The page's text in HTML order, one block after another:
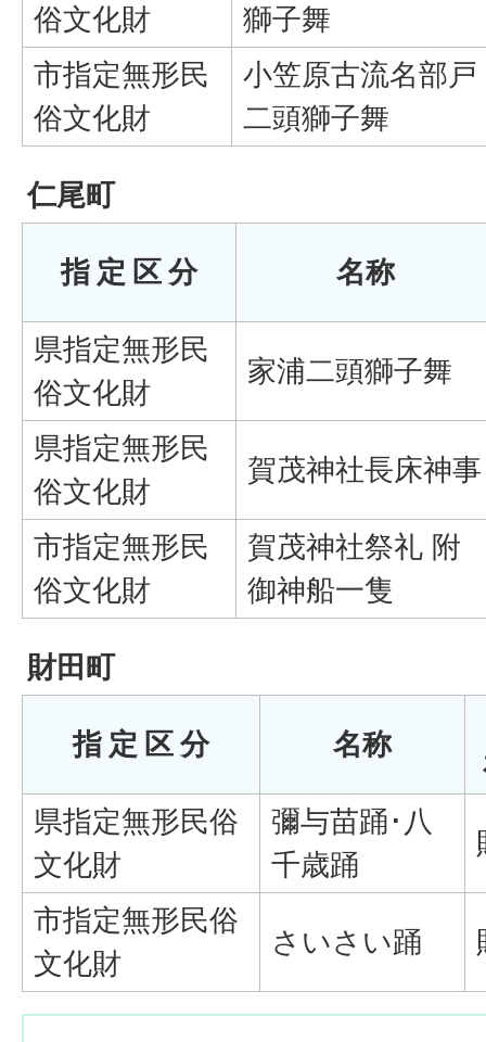
俗文化財
獅子舞
市指定無形民
俗文化財
小笠原古流名部戸
二頭獅子舞
仁尾町
指 定 区 分 名称
県指定無形民
俗文化財
家浦二頭獅子舞
県指定無形民
俗文化財
賀茂神社長床神事
市指定無形民
俗文化財
賀茂神社祭礼 附
御神船一隻
財田町
指 定 区 分 名称
県指定無形民俗
文化財
彌与苗踊･八
千歳踊
市指定無形民俗
文化財
さいさい踊